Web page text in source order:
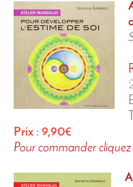
Prix : 9,90€
Pour commander